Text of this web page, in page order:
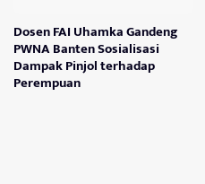
Dosen FAI Uhamka Gandeng
PWNA Banten Sosialisasi
Dampak Pinjol terhadap
Perempuan